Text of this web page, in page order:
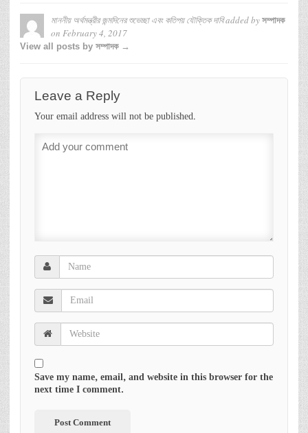
মাননীয় অর্থমন্ত্রীর জন্মদিনের শুভেচ্ছা এবং কতিপয় যৌক্তিক দাবিadded by সম্পাদক
on February 4, 2017
View all posts by সম্পাদক →
Leave a Reply
Your email address will not be published.
Save my name, email, and website in this browser for the
next time I comment.